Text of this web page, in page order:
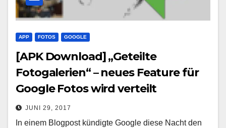
APP FOTOS GOOGLE
[APK Download] „Geteilte
Fotogalerien“ – neues Feature für
Google Fotos wird verteilt
JUNI 29, 2017
In einem Blogpost kündigte Google diese Nacht den